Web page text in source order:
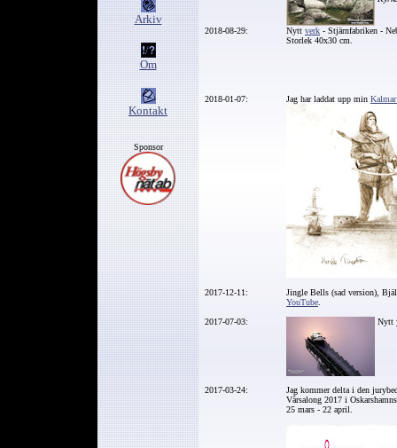
Arkiv
Om
Kontakt
Sponsor
2018-08-29: Nytt verk - Stjärnfabriken -
Storlek 40x30 cm.
2018-01-07: Jag har laddat upp min
2017-12-11:
Jingle Bells (sad version),
YouTube
2017-07-03:
Nytt
2017-03-24:
Jag kommer delta i den
Vårsalong 2017 i
25 mars - 22 april.